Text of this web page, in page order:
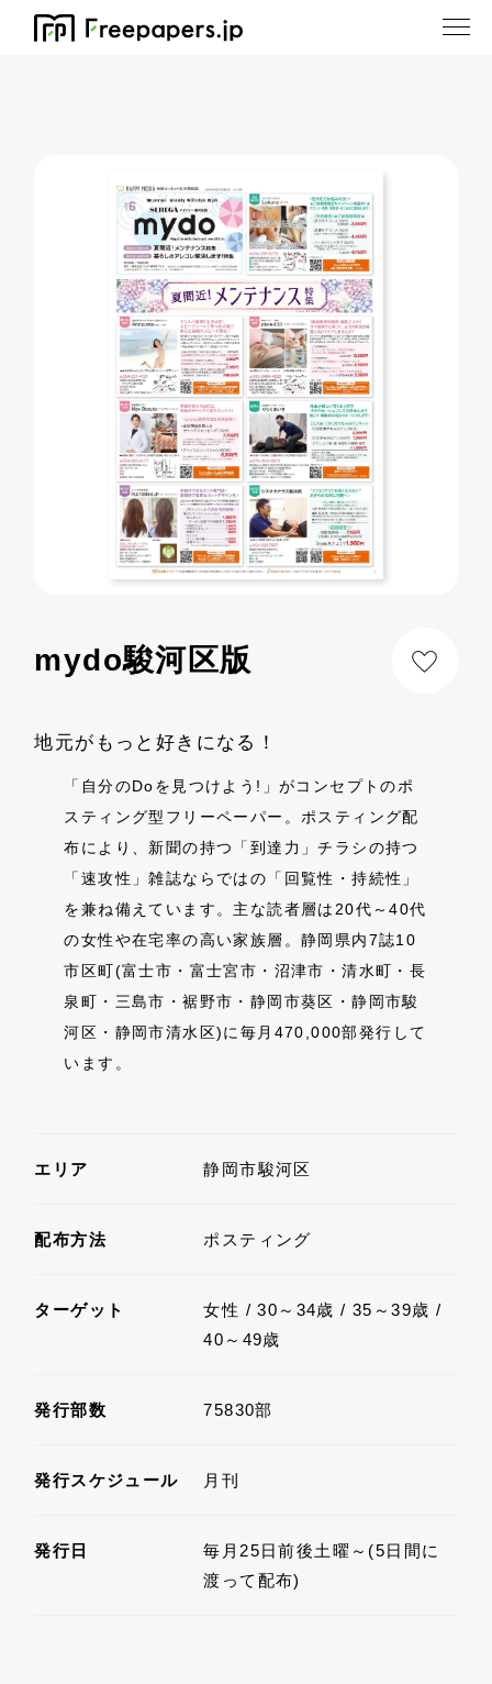
ホーム mydo駿河区版
mydo駿河区版
地元がもっと好きになる！
「自分のDoを見つけよう!」がコンセプトのポ
スティング型フリーペーパー。ポスティング配
布により、新聞の持つ「到達力」チラシの持つ
「速攻性」雑誌ならではの「回覧性・持続性」
を兼ね備えています。主な読者層は20代～40代
の女性や在宅率の高い家族層。静岡県内7誌10
市区町(富士市・富士宮市・沼津市・清水町・長
泉町・三島市・裾野市・静岡市葵区・静岡市駿
河区・静岡市清水区)に毎月470,000部発行して
います。
エリア 静岡市駿河区
配布方法 ポスティング
ターゲット
女性 / 30～34歳 / 35～39歳 /
40～49歳
発行部数 75830部
発行スケジュール 月刊
発行日
毎月25日前後土曜～(5日間に
渡って配布)